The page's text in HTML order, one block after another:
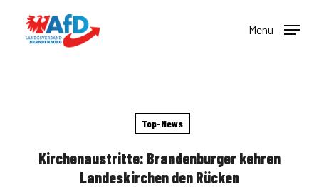
Menu
Top-News
Kirchenaustritte: Brandenburger kehren
Landeskirchen den Rücken